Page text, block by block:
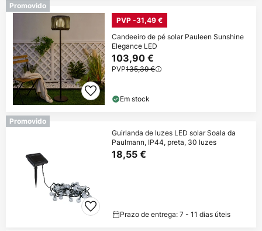
Promovido
PVP -31,49 €
Candeeiro de pé solar Pauleen Sunshine
Elegance LED
103,90 €
PVP135,39 €
Em stock
Promovido
Guirlanda de luzes LED solar Soala da
Paulmann, IP44, preta, 30 luzes
18,55 €
Prazo de entrega: 7 - 11 dias úteis